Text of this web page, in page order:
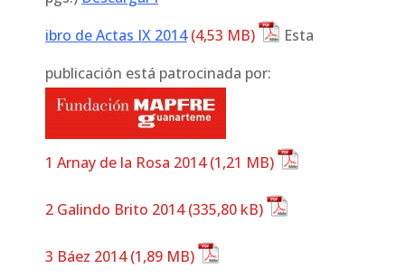
ibro de Actas IX 2014
Esta
publicación está patrocinada por:
1 Arnay de la Rosa 2014
2 Galindo Brito 2014
3 Báez 2014